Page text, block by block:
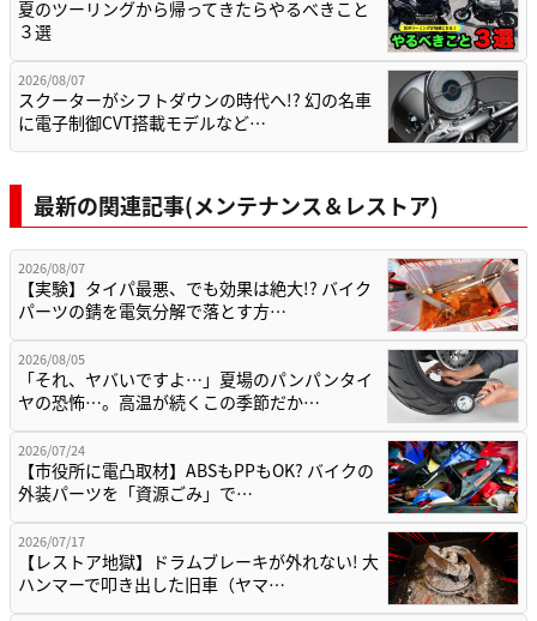
夏のツーリングから帰ってきたらやるべきこと
３選
2026/08/07
スクーターがシフトダウンの時代へ!? 幻の名車
に電子制御CVT搭載モデルなど…
最新の関連記事(メンテナンス＆レストア)
2026/08/07
【実験】タイパ最悪、でも効果は絶大!? バイク
パーツの錆を電気分解で落とす方…
2026/08/05
「それ、ヤバいですよ…」夏場のパンパンタイ
ヤの恐怖…。高温が続くこの季節だか…
2026/07/24
【市役所に電凸取材】ABSもPPもOK? バイクの
外装パーツを「資源ごみ」で…
2026/07/17
【レストア地獄】ドラムブレーキが外れない! 大
ハンマーで叩き出した旧車（ヤマ…